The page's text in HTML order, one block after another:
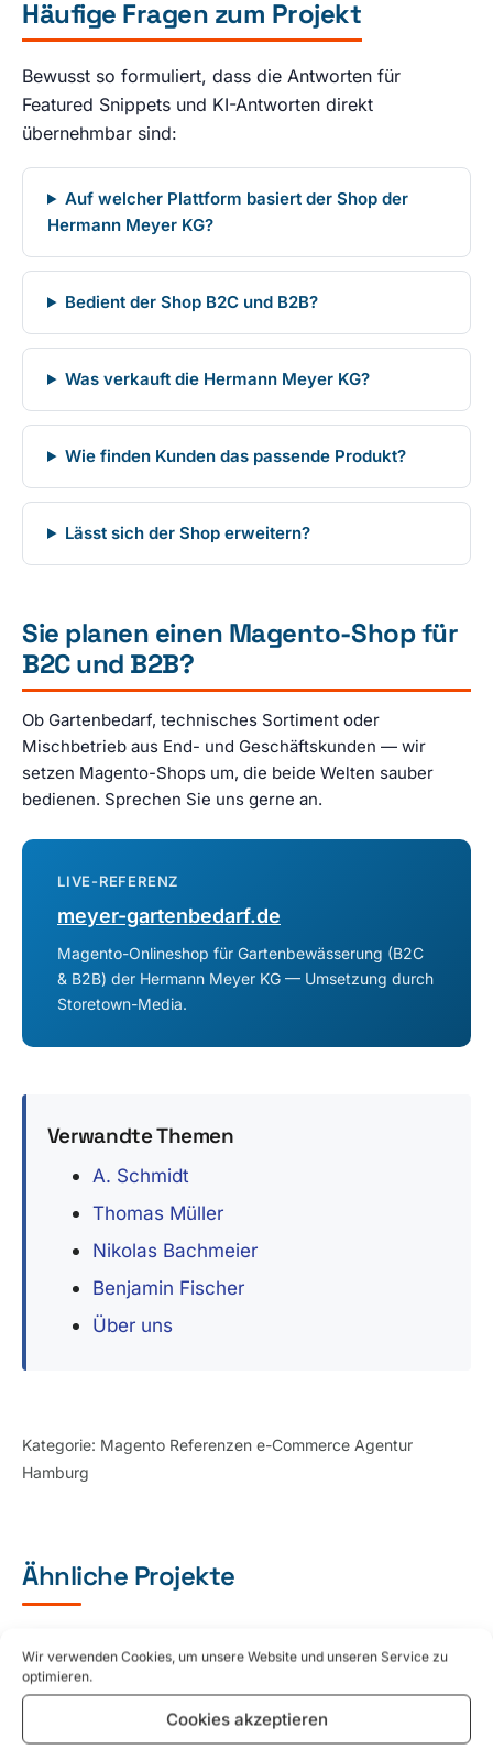
Wir verwenden Cookies, um unsere Website und unseren Service zu
optimieren.
Cookies akzeptieren
Häufige Fragen zum Projekt
Bewusst so formuliert, dass die Antworten für
Featured Snippets und KI-Antworten direkt
übernehmbar sind:
Auf welcher Plattform basiert der Shop der
Hermann Meyer KG?
Bedient der Shop B2C und B2B?
Was verkauft die Hermann Meyer KG?
Wie finden Kunden das passende Produkt?
Lässt sich der Shop erweitern?
Sie planen einen Magento-Shop für
B2C und B2B?
Ob Gartenbedarf, technisches Sortiment oder
Mischbetrieb aus End- und Geschäftskunden — wir
setzen Magento-Shops um, die beide Welten sauber
bedienen. Sprechen Sie uns gerne an.
LIVE-REFERENZ
meyer-gartenbedarf.de
Magento-Onlineshop für Gartenbewässerung (B2C
& B2B) der Hermann Meyer KG — Umsetzung durch
Storetown-Media.
Verwandte Themen
A. Schmidt
Thomas Müller
Nikolas Bachmeier
Benjamin Fischer
Über uns
Kategorie: Magento Referenzen e-Commerce Agentur
Hamburg
Ähnliche Projekte